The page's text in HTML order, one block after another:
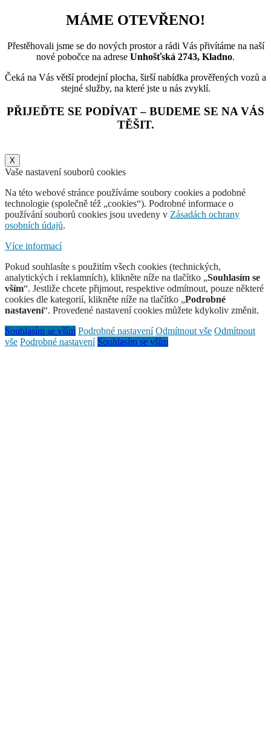
MÁME OTEVŘENO!
Přestěhovali jsme se do nových prostor a rádi Vás přivítáme na naší
nové pobočce na adrese Unhošťská 2743, Kladno.
Čeká na Vás větší prodejní plocha, širší nabídka prověřených vozů a
stejné služby, na které jste u nás zvyklí.
PŘIJEĎTE SE PODÍVAT – BUDEME SE NA VÁS
TĚŠIT.
X
Vaše nastavení souborů cookies
Na této webové stránce používáme soubory cookies a podobné
technologie (společně též „cookies“). Podrobné informace o
používání souborů cookies jsou uvedeny v Zásadách ochrany
osobních údajů.
Více informací
Pokud souhlasíte s použitím všech cookies (technických,
analytických i reklamních), klikněte níže na tlačítko „Souhlasím se
vším“. Jestliže chcete přijmout, respektive odmítnout, pouze některé
cookies dle kategorií, klikněte níže na tlačítko „Podrobné
nastavení“. Provedené nastavení cookies můžete kdykoliv změnit.
Souhlasím se vším Podrobné nastavení Odmítnout vše Odmítnout
vše Podrobné nastavení Souhlasím se vším